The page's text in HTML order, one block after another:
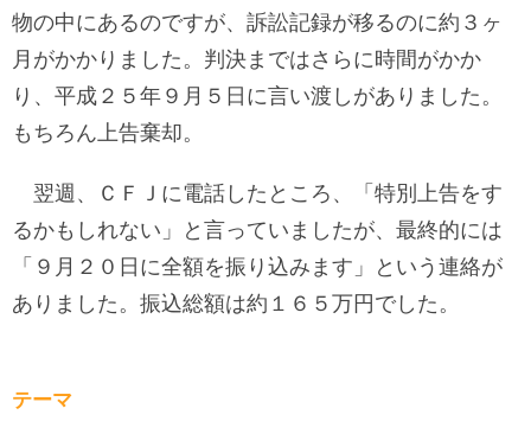
テーマ
物の中にあるのですが、訴訟記録が移るのに約３ヶ
月がかかりました。判決まではさらに時間がかか
り、平成２５年９月５日に言い渡しがありました。
もちろん上告棄却。
翌週、ＣＦＪに電話したところ、「特別上告をす
るかもしれない」と言っていましたが、最終的には
「９月２０日に全額を振り込みます」という連絡が
ありました。振込総額は約１６５万円でした。